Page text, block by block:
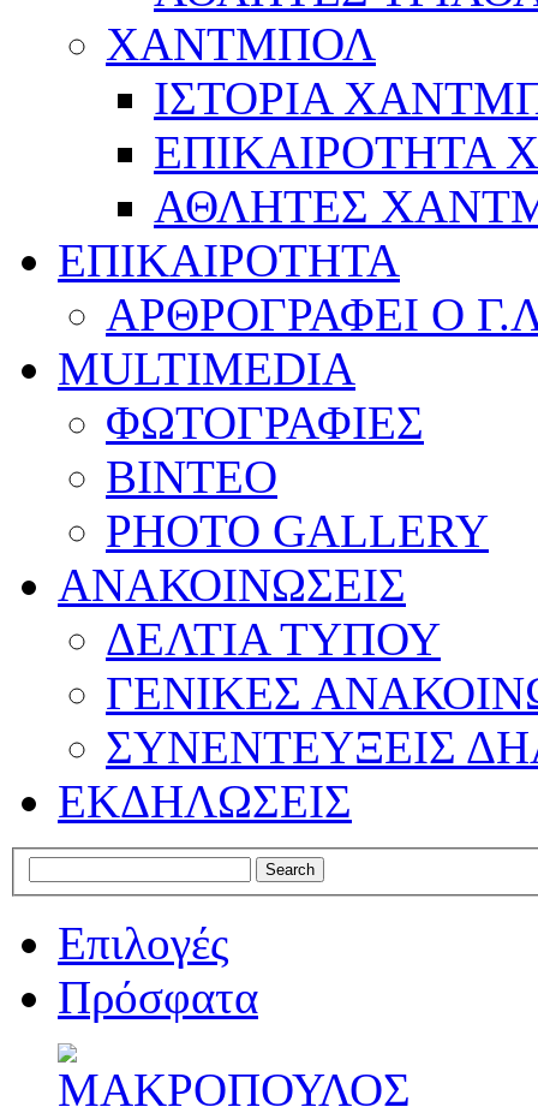
ΧΑΝΤΜΠΟΛ
ΙΣΤΟΡΙΑ
ΕΠΙΚΑΙΡΟΤΗΤΑ
ΑΘΛΗΤΕΣ
ΕΠΙΚΑΙΡΟΤΗΤΑ
ΑΡΘΡΟΓΡΑΦΕΙ Ο
MULTIMEDIA
ΦΩΤΟΓΡΑΦΙΕΣ
ΒΙΝΤΕΟ
PHOTO GALLERY
ΑΝΑΚΟΙΝΩΣΕΙΣ
ΔΕΛΤΙΑ ΤΥΠΟΥ
ΓΕΝΙΚΕΣ
ΣΥΝΕΝΤΕΥΞΕΙΣ
ΕΚΔΗΛΩΣΕΙΣ
Επιλογές
Πρόσφατα